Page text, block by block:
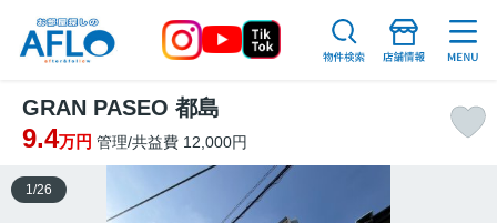
GRAN PASEO 都島
9.4万円 管理/共益費 12,000円
1 /26